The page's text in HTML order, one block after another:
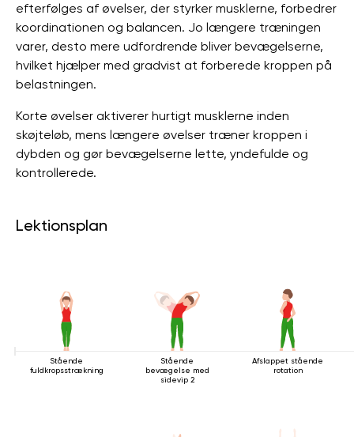
efterfølges af øvelser, der styrker musklerne, forbedrer
koordinationen og balancen. Jo længere træningen
varer, desto mere udfordrende bliver bevægelserne,
hvilket hjælper med gradvist at forberede kroppen på
belastningen.
Korte øvelser aktiverer hurtigt musklerne inden
skøjteløb, mens længere øvelser træner kroppen i
dybden og gør bevægelserne lette, yndefulde og
kontrollerede.
Lektionsplan
Stående
fuldkropsstrækning
Stående
bevægelse med
sidevip 2
Afslappet stående
rotation